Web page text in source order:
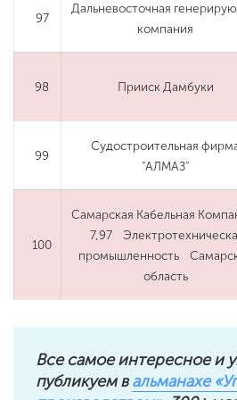
97
Дальневосточная
компания
98 Прииск Дамбуки
99
Судостроительная
"АЛМАЗ"
100
Самарская Кабельная
7,97
промышленность
область
Все самое интересное и
публикуем вальманахе